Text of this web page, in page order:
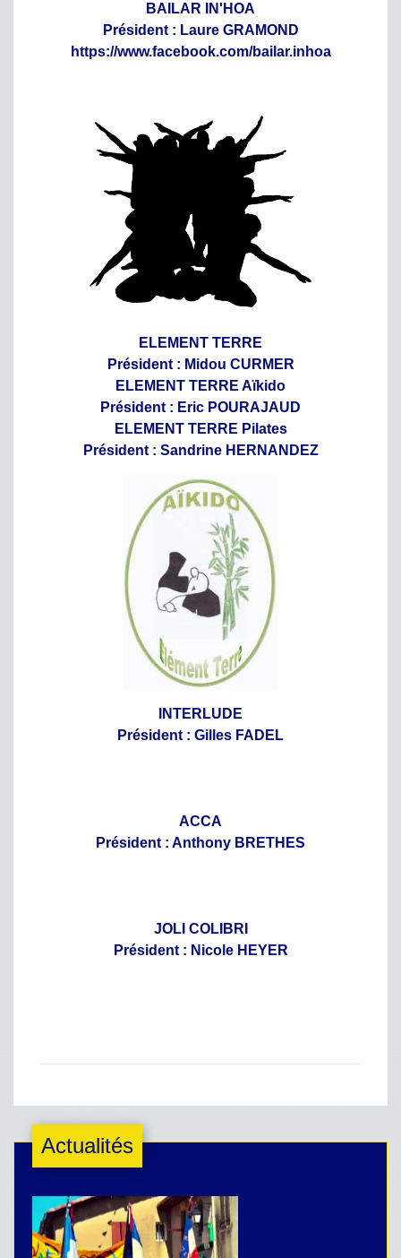
BAILAR IN'HOA
Président : Laure GRAMOND
https://www.facebook.com/bailar.inhoa
ELEMENT TERRE
Président : Midou CURMER
ELEMENT TERRE Aïkido
Président : Eric POURAJAUD
ELEMENT TERRE Pilates
Président : Sandrine HERNANDEZ
INTERLUDE
Président : Gilles FADEL
ACCA
Président : Anthony BRETHES
JOLI COLIBRI
Président : Nicole HEYER
Actualités